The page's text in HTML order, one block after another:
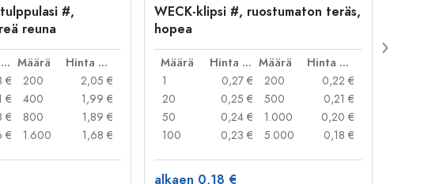
#,
reuna
Hinta per kpl Määrä
Hinta per kpl
€
€
€
€
200
2,05 €
400
1,99 €
800
1,89 €
1.600
1,68 €
WECK-klipsi #, ruostumaton teräs,
hopea
Määrä Hinta per kpl Määrä
Hinta per kpl
1
0,27 €
20
0,25 €
50
0,24 €
100
0,23 €
200
0,22 €
500
0,21 €
1.000
0,20 €
5.000
0,18 €
alkaen 0,18 €